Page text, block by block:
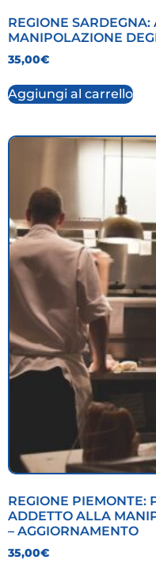
REGIONE
MANIPOLAZIONE
35,00€
Aggiungi al carrello
REGIONE PIEMONTE:
ADDETTO ALLA
– AGGIORNAMENTO
35,00€